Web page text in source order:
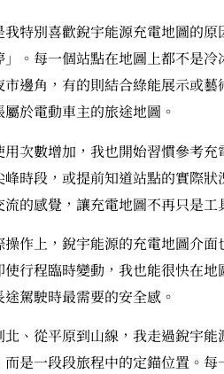
我特別喜歡銳宇能源充電地圖的
」。每一個站點在地圖上都不是
市邊角，有的則結合綠能展示或
屬於電動車主的旅途地圖。
用次數增加，我也開始習慣參考
峰時段，或提前知道站點的實際
流的感覺，讓充電地圖不再只是
操作上，銳宇能源的充電地圖介
使行程臨時變動，我也能很快在
途駕駛時最需要的安全感。
北、從平原到山線，我走過銳宇
而是一段段旅程中的定錨位置。